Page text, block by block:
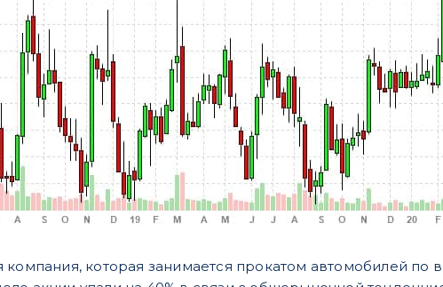
компания, которая занимается прокатом автомобилей